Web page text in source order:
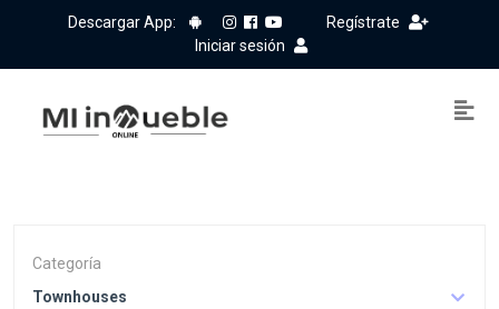
Descargar App:
Regístrate
Iniciar sesión
Categoría
Townhouses